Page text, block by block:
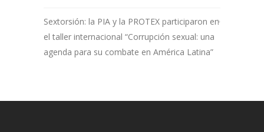
Sextorsión: la PIA y la PROTEX participaron en
el taller internacional “Corrupción sexual: una
agenda para su combate en América Latina”